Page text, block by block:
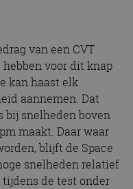
van een CVT
voor dit knap
kan haast elk
aannemen. Dat
bij snelheden boven
maakt. Daar waar
blijft de Space
snelheden relatief
de test onder